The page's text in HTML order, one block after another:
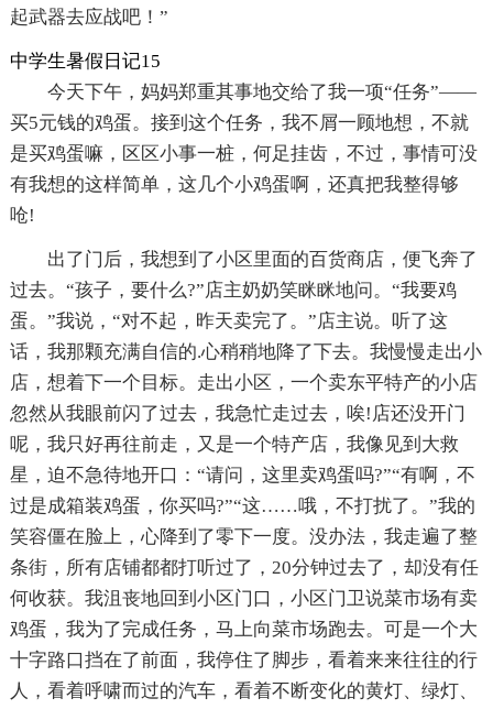
起武器去应战吧！”
中学生暑假日记15
今天下午，妈妈郑重其事地交给了我一项“任务”——
买5元钱的鸡蛋。接到这个任务，我不屑一顾地想，不就
是买鸡蛋嘛，区区小事一桩，何足挂齿，不过，事情可没
有我想的这样简单，这几个小鸡蛋啊，还真把我整得够
呛!
出了门后，我想到了小区里面的百货商店，便飞奔了
过去。“孩子，要什么?”店主奶奶笑眯眯地问。“我要鸡
蛋。”我说，“对不起，昨天卖完了。”店主说。听了这
话，我那颗充满自信的.心稍稍地降了下去。我慢慢走出小
店，想着下一个目标。走出小区，一个卖东平特产的小店
忽然从我眼前闪了过去，我急忙走过去，唉!店还没开门
呢，我只好再往前走，又是一个特产店，我像见到大救
星，迫不急待地开口：“请问，这里卖鸡蛋吗?”“有啊，不
过是成箱装鸡蛋，你买吗?”“这……哦，不打扰了。”我的
笑容僵在脸上，心降到了零下一度。没办法，我走遍了整
条街，所有店铺都都打听过了，20分钟过去了，却没有任
何收获。我沮丧地回到小区门口，小区门卫说菜市场有卖
鸡蛋，我为了完成任务，马上向菜市场跑去。可是一个大
十字路口挡在了前面，我停住了脚步，看着来来往往的行
人，看着呼啸而过的汽车，看着不断变化的黄灯、绿灯、